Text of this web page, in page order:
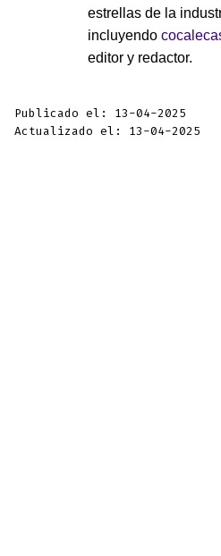
estrellas de la
incluyendo
editor y redactor.
Publicado el: 13-04-2025
Actualizado el: 13-04-2025